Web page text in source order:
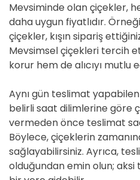
Mevsiminde olan çiçekler,
daha uygun fiyatlıdır.
çiçekler, kışın sipariş
Mevsimsel çiçekleri tercih
korur hem de alıcıyı mutlu
Aynı gün teslimat
belirli saat dilimlerine göre
vermeden önce teslimat
Böylece, çiçeklerin
sağlayabilirsiniz. Ayrıca,
olduğundan emin olun; aksi